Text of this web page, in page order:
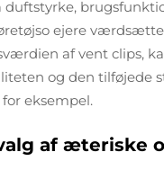
duftstyrke,
ejere
af vent clips,
og den tilføjede
eksempel.
af æteriske